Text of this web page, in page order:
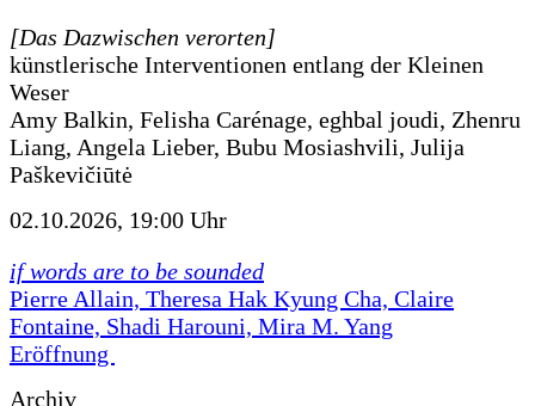
[Das Dazwischen verorten]
künstlerische Interventionen entlang der Kleinen
Weser
Amy Balkin, Felisha Carénage, eghbal joudi, Zhenru
Liang, Angela Lieber, Bubu Mosiashvili, Julija
Paškevičiūtė
02.10.2026, 19:00 Uhr
if words are to be sounded
Pierre Allain, Theresa Hak Kyung Cha, Claire
Fontaine, Shadi Harouni, Mira M. Yang
Eröffnung
Archiv